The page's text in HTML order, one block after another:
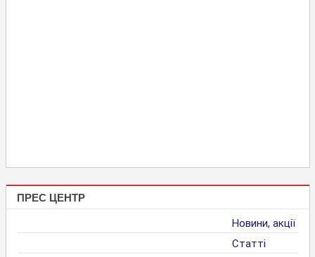
ПРЕС ЦЕНТР
Новини, акції
Статті